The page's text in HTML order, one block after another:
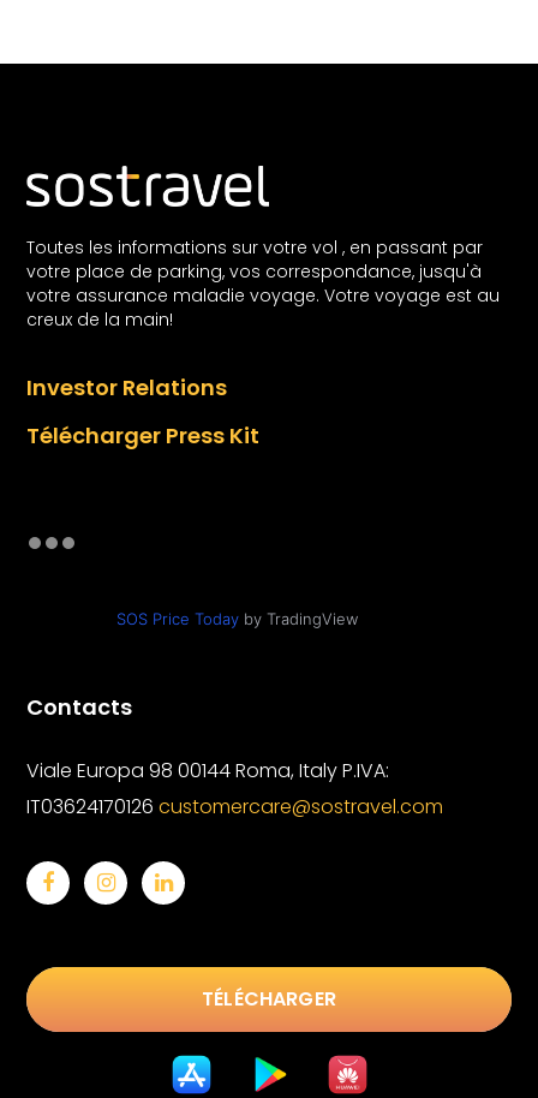
Toutes les informations sur votre vol , en passant par
votre place de parking, vos correspondance, jusqu'à
votre assurance maladie voyage. Votre voyage est au
creux de la main!
Investor Relations
Télécharger Press Kit
SOS Price Todayby TradingView
Contacts
Viale Europa 98 00144 Roma, ItalyP.IVA:
IT03624170126 customercare@sostravel.com
TÉLÉCHARGER